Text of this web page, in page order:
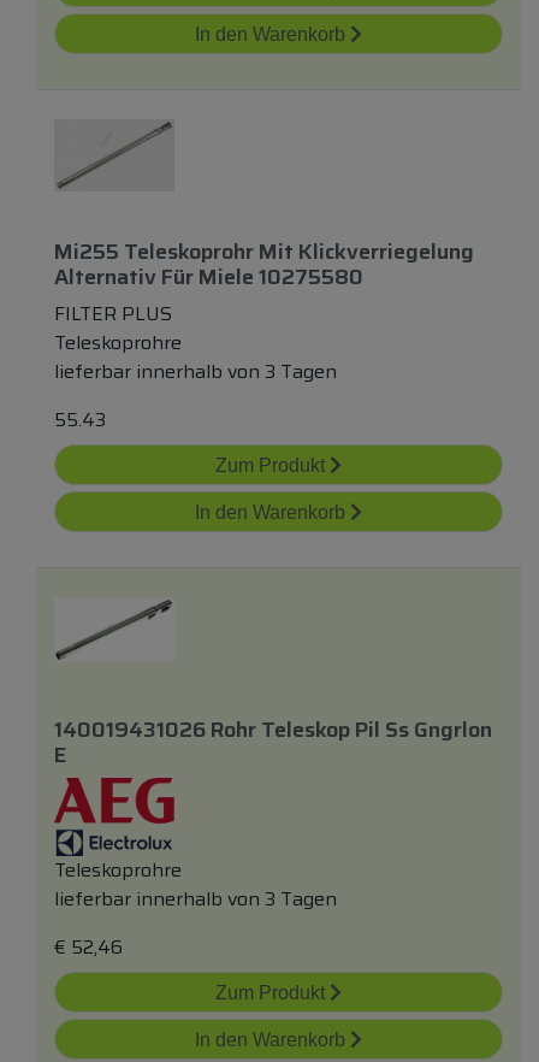
In den Warenkorb
Mi255 Teleskoprohr Mit Klickverriegelung
Alternativ Für Miele 10275580
FILTER PLUS
Teleskoprohre
lieferbar innerhalb von 3 Tagen
55.43
Zum Produkt
In den Warenkorb
140019431026 Rohr Teleskop Pil Ss Gngrlon
E
Teleskoprohre
lieferbar innerhalb von 3 Tagen
€ 52,46
Zum Produkt
In den Warenkorb